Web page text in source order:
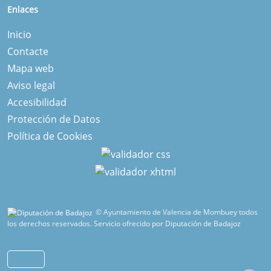
Enlaces
Inicio
Contacte
Mapa web
Aviso legal
Accesibilidad
Protección de Datos
Política de Cookies
© Ayuntamiento de Valencia de Mombuey todos
los derechos reservados.Servicio ofrecido por Diputación de Badajoz